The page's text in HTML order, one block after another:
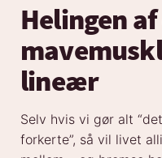
Helingen
lineær
Selv hvis vi gør alt
forkerte”, så vil livet